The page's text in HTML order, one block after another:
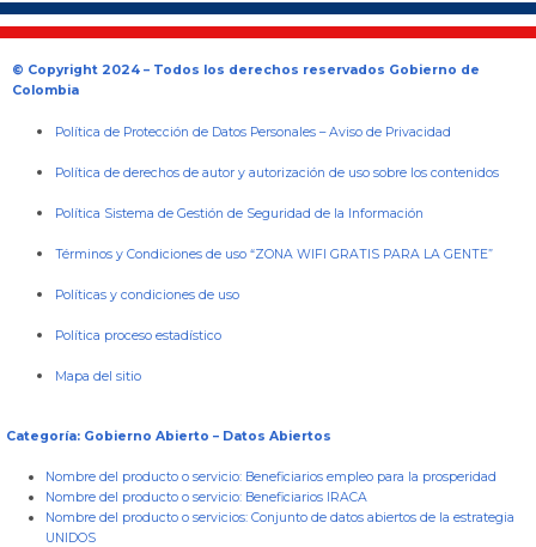
© Copyright 2024 – Todos los derechos reservados Gobierno de
Colombia
Política de Protección de Datos Personales –Aviso de Privacidad
Política de derechos de autor y autorización de uso sobre los contenidos
Política Sistema de Gestión de Seguridad de la Información
Términos y Condiciones de uso “ZONA WIFI GRATIS PARA LA GENTE”
Políticas y condiciones de uso
Política proceso estadístico
Mapa del sitio
Categoría: Gobierno Abierto – Datos Abiertos
Nombre del producto o servicio: Beneficiarios empleo para la prosperidad
Nombre del producto o servicio: Beneficiarios IRACA
Nombre del producto o servicios: Conjunto de datos abiertos de la estrategia
UNIDOS